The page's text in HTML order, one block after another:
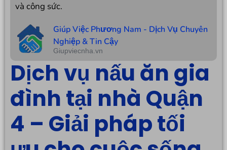
và công sức.
Giúp Việc Phương Nam - Dịch Vụ Chuyên
Nghiệp & Tin Cậy
Giupviecnha.vn
Dịch vụ nấu ăn gia
đình tại nhà Quận
4 – Giải pháp tối